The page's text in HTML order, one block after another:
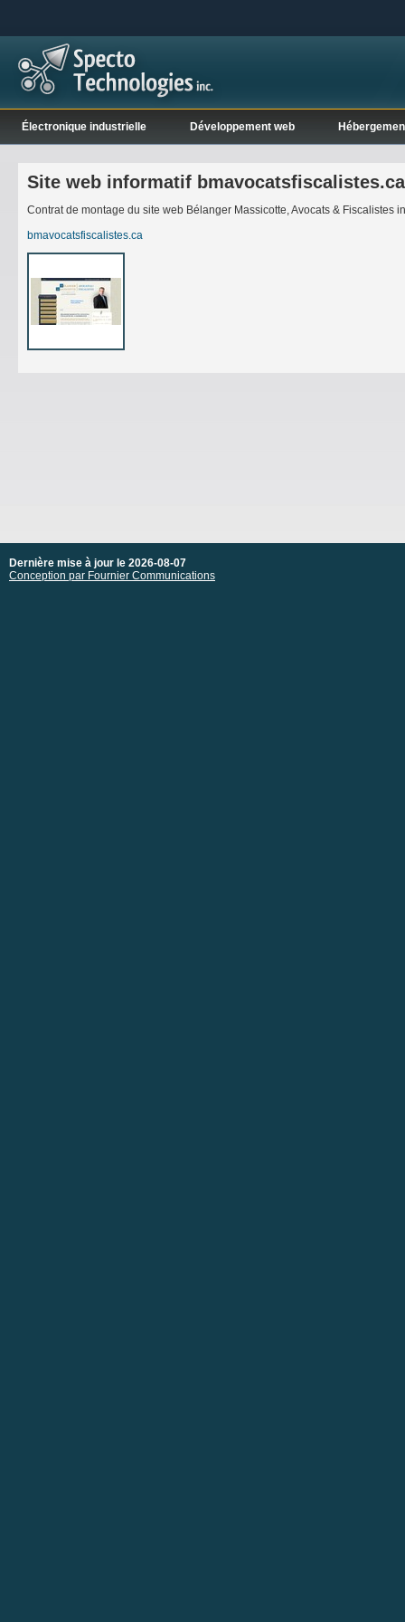
Électronique industrielle Développement web
Site web informatif bmavocatsfiscalistes.ca
Contrat de montage du site web Bélanger Massicotte, Avocats & Fiscalistes
bmavocatsfiscalistes.ca
Dernière mise à jour le 2026-08-07
Conception par Fournier Communications